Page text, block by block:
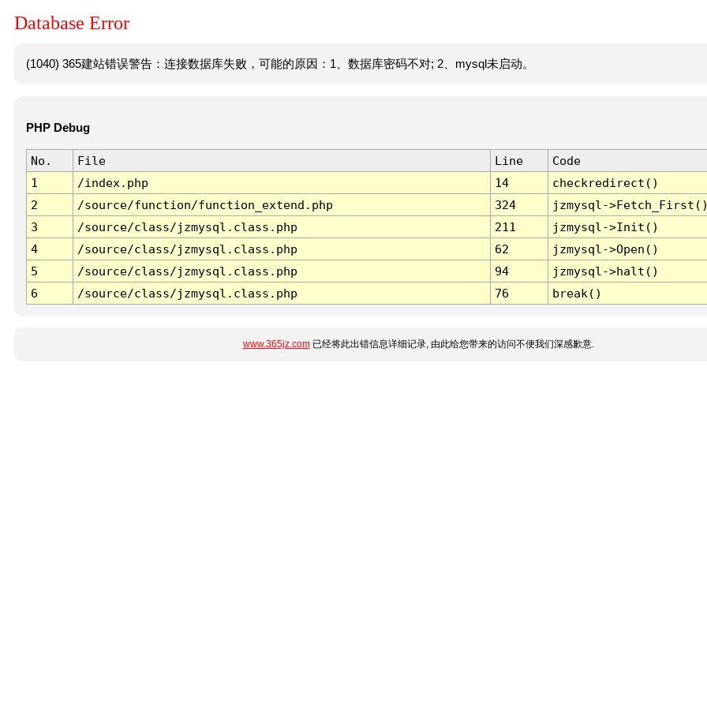
Database Error
(1040) 365建站错误警告：连接数据库失败，可能的原因：1、数据库密码不对; 2、mysql未启动。
PHP Debug
No. File Line
Code
1
/index.php 14
checkredirect()
2
/source/function/function_extend.php 324
jzmysql-
3
/source/class/jzmysql.class.php 211
jzmysql->Init()
4
/source/class/jzmysql.class.php 62
jzmysql->Open()
5
/source/class/jzmysql.class.php 94
jzmysql->halt()
6
/source/class/jzmysql.class.php 76 break()
www.365jz.com已经将此出错信息详细记录, 由此给您带来的访问不便我们深感歉意.